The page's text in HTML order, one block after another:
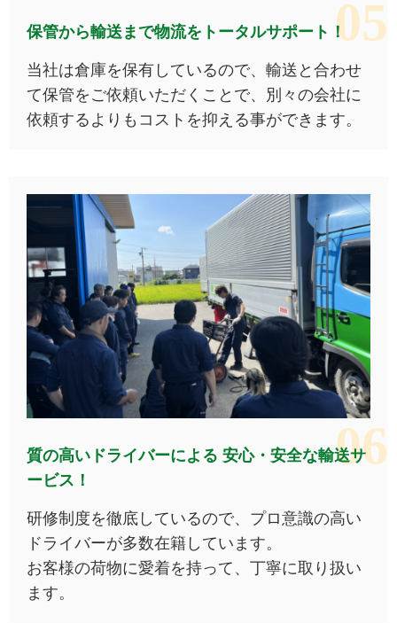
保管から輸送まで物流をトータルサポート！
当社は倉庫を保有しているので、輸送と合わせ
て保管をご依頼いただくことで、別々の会社に
依頼するよりもコストを抑える事ができます。
質の高いドライバーによる 安心・安全な輸送サ
ービス！
研修制度を徹底しているので、プロ意識の高い
ドライバーが多数在籍しています。
お客様の荷物に愛着を持って、丁寧に取り扱い
ます。